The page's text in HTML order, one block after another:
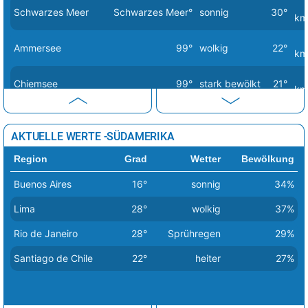
Vaduz 28° Sprühregen 32%
Valletta sonnig 0%
Vatikan Stadt 38° sonnig 1%
Vilnius 23° leichter Regen 85%
Warschau 23° leichter Regen 82%
Wien 25°
Zagreb 35° Sprühregen 7%
Schwarzes Meer Schwarzes Meer° sonnig 30°
Ammersee 99° wolkig 22°
Chiemsee 99° stark bewölkt 21°
Mecklenburgische
Seenplatte
99° Regenschauer 19°
Müritz 99° Regenschauer 18°
Ostsee wolkig 24°
AKTUELLE WERTE -SÜDAMERIKA
Region Grad Wetter Bewölkung
Buenos Aires 16° sonnig 34%
Lima 28° wolkig 37%
Rio de Janeiro 28° Sprühregen 29%
Santiago de Chile 22° heiter 27%